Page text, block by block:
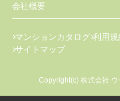
会社概要
マンションカタログ 利用規
サイトマップ
Copyright(c) 株式会社